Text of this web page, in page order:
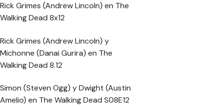
Rick Grimes (Andrew Lincoln) en The
Walking Dead 8x12
Rick Grimes (Andrew Lincoln) y
Michonne (Danai Gurira) en The
Walking Dead 8.12
Simon (Steven Ogg) y Dwight (Austin
Amelio) en The Walking Dead S08E12